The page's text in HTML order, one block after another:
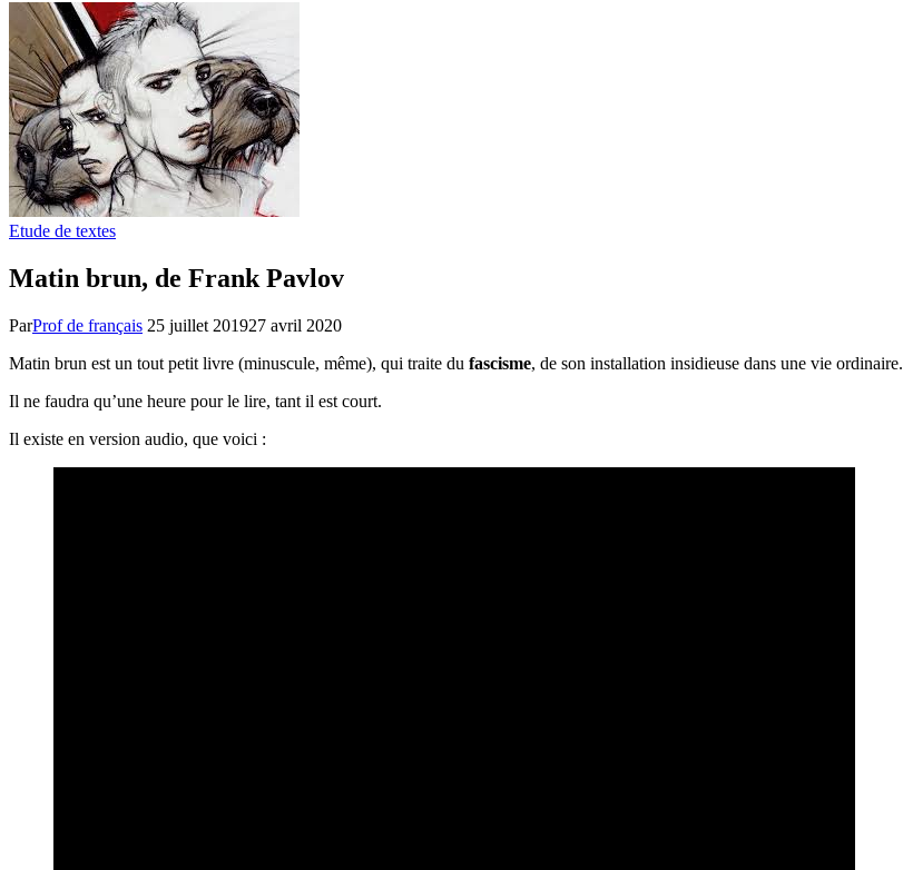
Etude de textes
Matin brun, de Frank Pavlov
ParProf de français 25 juillet 201927 avril 2020
Matin brun est un tout petit livre (minuscule, même), qui traite du fascisme, de son installation insidieuse dans une vie ordinaire.
Il ne faudra qu’une heure pour le lire, tant il est court.
Il existe en version audio, que voici :